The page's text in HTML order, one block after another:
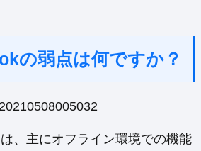
の弱点は何ですか？
、主にオフライン環境での機能